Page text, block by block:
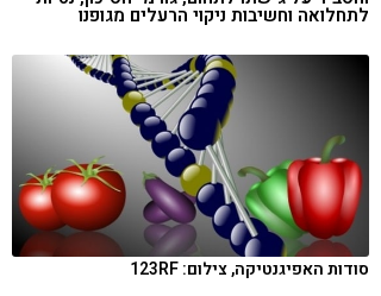
קורונה
טבעונות
לתחלואה וחשיבות ניקוי הרעלים מגופנו
סודות האפיגנטיקה, צילום: 123RF